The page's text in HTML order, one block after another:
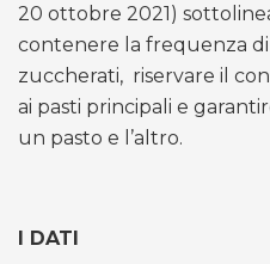
20 ottobre 2021)
contenere la frequenza
zuccherati, riservare il
ai pasti principali e
un pasto e l’altro.
I DATI